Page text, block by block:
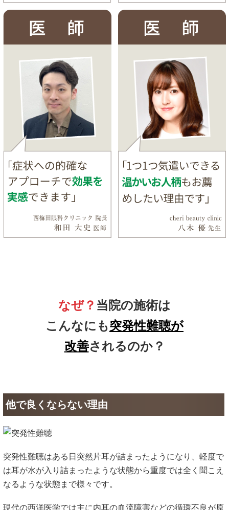
なぜ？ 当院の施術は
こんなにも突発性難聴が
改善されるのか？
他で良くならない理由
突発性難聴はある日突然片耳が詰まったようになり、軽度で
は耳が水が入り詰まったような状態から重度では全く聞こえ
なるような状態まで様々です。
現代の西洋医学では主に内耳の血流障害などの循環不良が原